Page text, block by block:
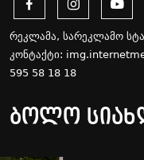
რეკლამა, სარეკლამო
კონტაქტი:
595 58 18 18
ბოლო